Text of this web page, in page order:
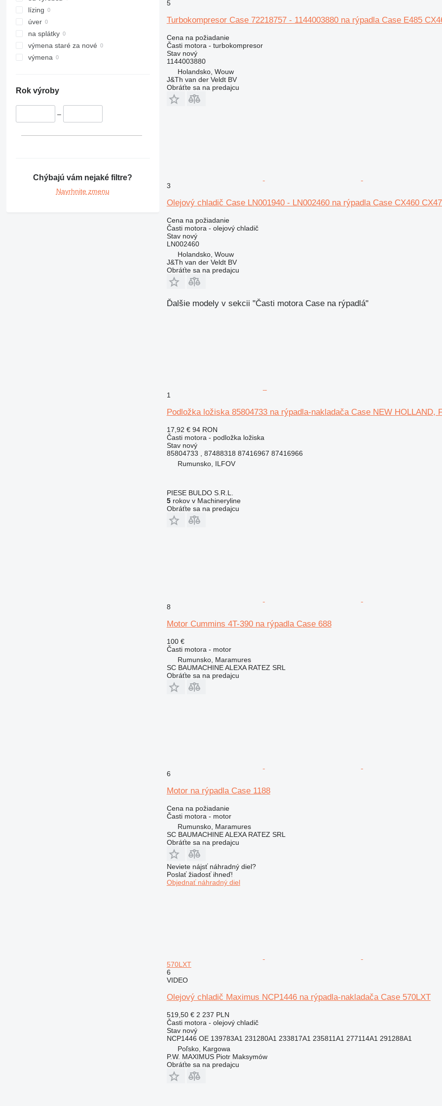
330
336
340
345
349
374
375
426
lízing
úver
na splátky
výmena staré za nové
výmena
Rok výroby
–
Chýbajú vám nejaké filtre?
Navrhnite zmenu
5
Turbokompresor Case 72218757 - 1144003880 na rýpadla Case E485
Cena na požiadanie
Časti motora - turbokompresor
Stavnový
1144003880
Holandsko, Wouw
J&Th van der Veldt BV
Obráťte sa na predajcu
3
Olejový chladič Case LN001940 - LN002460 na rýpadla Case CX460
Cena na požiadanie
Časti motora - olejový chladič
Stavnový
LN002460
Holandsko, Wouw
J&Th van der Veldt BV
Obráťte sa na predajcu
Ďalšie modely v sekcii "Časti motora Case na rýpadlá"
1
Podložka ložiska 85804733 na rýpadla-nakladača Case NEW HOLLAND,
17,92 € 94 RON
Časti motora - podložka ložiska
Stavnový
85804733 , 87488318 87416967 87416966
Rumunsko, ILFOV
PIESE BULDO S.R.L.
5rokov v Machineryline
Obráťte sa na predajcu
8
Motor Cummins 4T-390 na rýpadla Case 688
100 €
Časti motora - motor
Rumunsko, Maramures
SC BAUMACHINE ALEXA RATEZ SRL
Obráťte sa na predajcu
6
Motor na rýpadla Case 1188
Cena na požiadanie
Časti motora - motor
Rumunsko, Maramures
SC BAUMACHINE ALEXA RATEZ SRL
Obráťte sa na predajcu
Neviete nájsť náhradný diel?
Poslať žiadosť ihneď!
Objednať náhradný diel
570LXT
6
VIDEO
Olejový chladič Maximus NCP1446 na rýpadla-nakladača Case 570LXT
519,50 € 2 237 PLN
Časti motora - olejový chladič
Stavnový
NCP1446 OE 139783A1 231280A1 233817A1 235811A1 277114A1 291288A1
Poľsko, Kargowa
P.W. MAXIMUS Piotr Maksymów
Obráťte sa na predajcu